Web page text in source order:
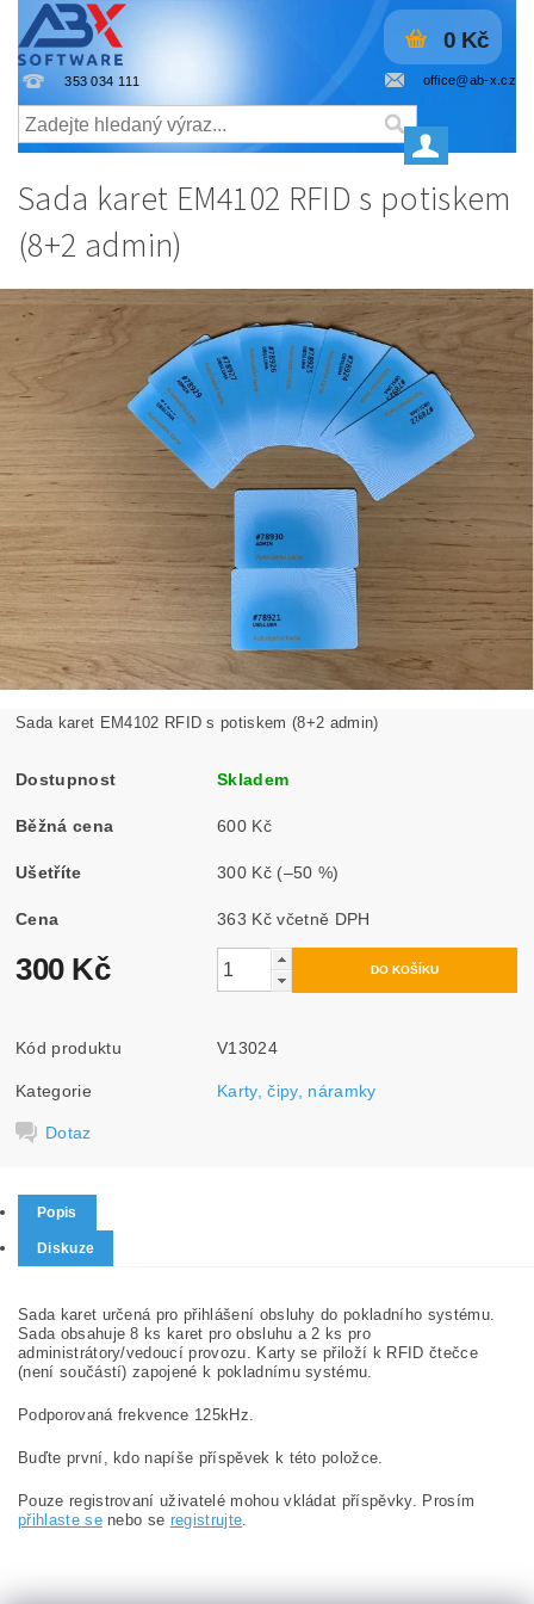
353 034 111 office@ab-x.cz
0 Kč
Sada karet EM4102 RFID s potiskem
(8+2 admin)
Sada karet EM4102 RFID s potiskem (8+2 admin)
Dostupnost Skladem
Běžná cena 600 Kč
Ušetříte 300 Kč (–50 %)
Cena 363 Kč včetně DPH
300 Kč
Kód produktu V13024
Kategorie Karty, čipy, náramky
Dotaz
Popis
Diskuze
Sada karet určená pro přihlášení obsluhy do pokladního systému.
Sada obsahuje 8 ks karet pro obsluhu a 2 ks pro
administrátory/vedoucí provozu. Karty se přiloží k RFID čtečce
(není součástí) zapojené k pokladnímu systému.
Podporovaná frekvence 125kHz.
Buďte první, kdo napíše příspěvek k této položce.
Pouze registrovaní uživatelé mohou vkládat příspěvky. Prosím
přihlaste senebo se registrujte.